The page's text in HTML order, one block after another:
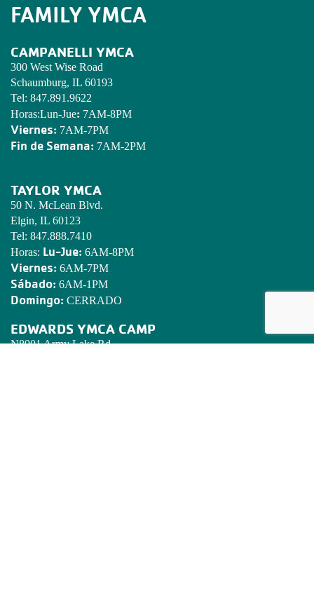
FAMILY YMCA
CAMPANELLI YMCA
300 West Wise Road
Schaumburg, IL 60193
Tel: 847.891.9622
Horas:Lun-Jue: 7AM-8PM
Viernes: 7AM-7PM
Fin de Semana: 7AM-2PM
TAYLOR YMCA
50 N. McLean Blvd.
Elgin, IL 60123
Tel: 847.888.7410
Horas: Lu-Jue: 6AM-8PM
Viernes: 6AM-7PM
Sábado: 6AM-1PM
Domingo: CERRADO
EDWARDS YMCA CAMP
N8901 Army Lake Rd.